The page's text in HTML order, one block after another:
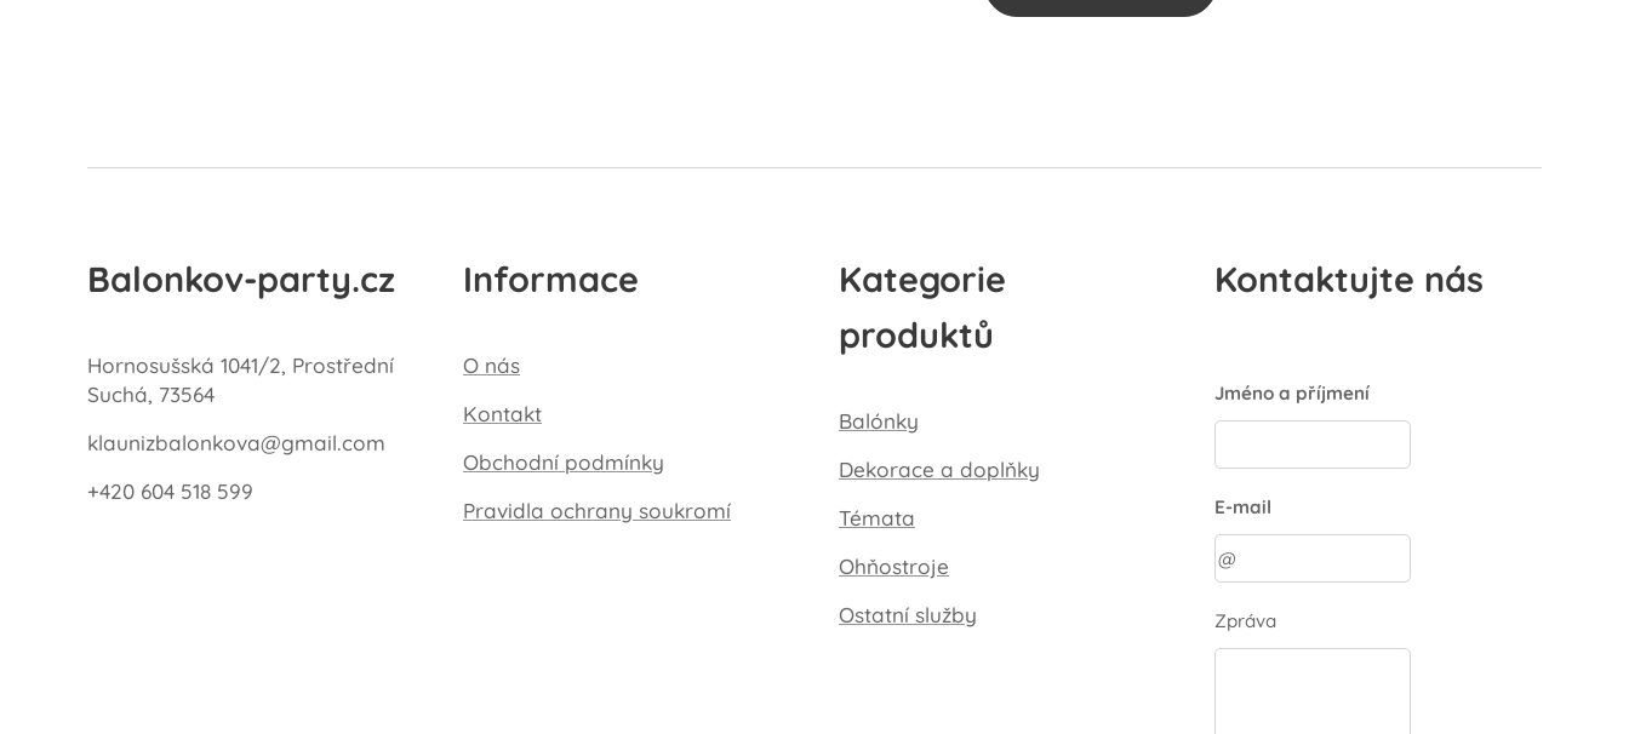
Balonkov-party.cz
Hornosušská 1041/2, Prostřední
Suchá, 73564
klaunizbalonkova@gmail.com
+420 604 518 599
Informace
O nás
Kontakt
Obchodní podmínky
Pravidla ochrany soukromí
Kategorie
produktů
Balónky
Dekorace a doplňky
Témata
Ohňostroje
Ostatní služby
Kontaktujte nás
Jméno a příjmení
E-mail
Zpráva